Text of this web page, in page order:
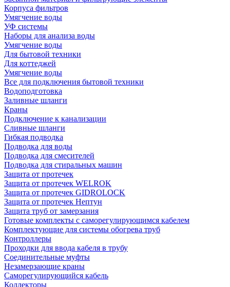
Корпуса фильтров
Умягчение воды
УФ системы
Наборы для анализа воды
Умягчение воды
Для бытовой техники
Для коттеджей
Умягчение воды
Все для подключения бытовой техники
Водоподготовка
Заливные шланги
Краны
Подключение к канализации
Сливные шланги
Гибкая подводка
Подводка для воды
Подводка для смесителей
Подводка для стиральных машин
Защита от протечек
Защита от протечек WELROK
Защита от протечек GIDROLOCK
Защита от протечек Нептун
Защита труб от замерзания
Готовые комплекты с саморегулирующимся кабелем
Комплектующие для системы обогрева труб
Контроллеры
Проходки для ввода кабеля в трубу
Соединительные муфты
Незамерзающие краны
Саморегулирующийся кабель
Коллекторы